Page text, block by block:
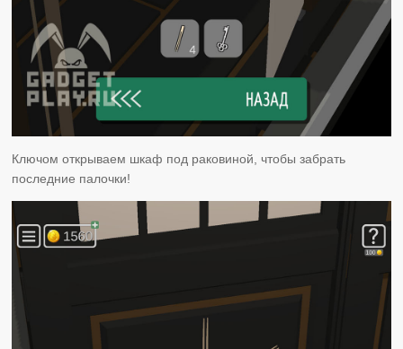
Ключом открываем шкаф под раковиной, чтобы забрать
последние палочки!